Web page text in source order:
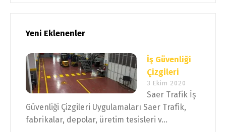
Yeni Eklenenler
İş Güvenliği
Çizgileri
3 Ekim 2020
Saer Trafik İş
Güvenliği Çizgileri Uygulamaları Saer Trafik,
fabrikalar, depolar, üretim tesisleri v...